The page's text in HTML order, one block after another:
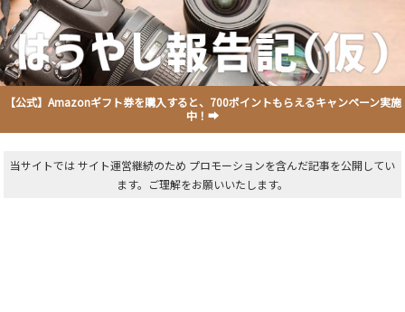
【公式】Amazonギフト券を購入すると、700ポイントもらえるキャンペーン実施
中！➡
当サイトでは サイト運営継続のため プロモーションを含んだ記事を公開してい
ます。ご理解をお願いいたします。